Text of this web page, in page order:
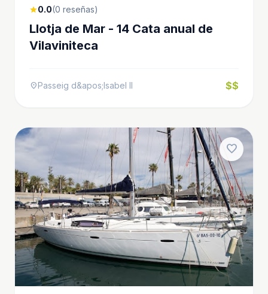
star0.0(0 reseñas)
Llotja de Mar - 14 Cata anual de
Vilaviniteca
location_onPasseig d&apos;Isabel II $$
favorite